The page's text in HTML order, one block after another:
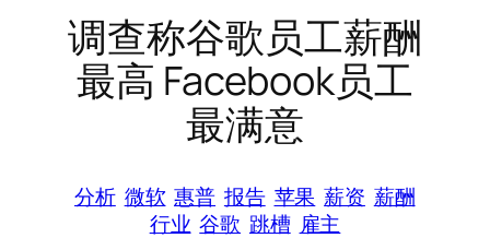
调查称谷歌员工薪酬
最高 Facebook员工
最满意
分析 微软 惠普 报告 苹果 薪资 薪酬
行业 谷歌 跳槽 雇主